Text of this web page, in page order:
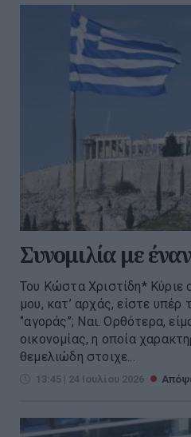
Συνομιλία με
Του Κώστα Χριστίδη* Κύριε
μου, κατ’ αρχάς, είστε υπέρ
‘’αγοράς’’; Ναι. Ορθότερα,
οικονομίας, η οποία
θεμελιώδη στοιχε...
13:45 | 24 Ιουλίου 2026